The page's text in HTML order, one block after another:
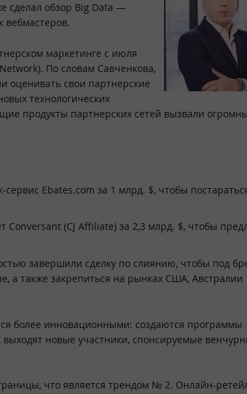
сделал обзор Big Data —
вебмастеров.
маркетинге с июля
По словам Савченкова,
оценивать свои партнерские
технологических
продукты партнерских сетей вызвали
Ebates.com за 1 млрд. $, чтобы
Conversant (CJ Affiliate) за 2,3 млрд. $, чтобы
завершили сделку по слиянию, чтобы под
а также закрепиться на рынках США, Австралии
более инновационными: создаются программы
новые участники, спонсируемые
что является трендом № 2. Онлайн-